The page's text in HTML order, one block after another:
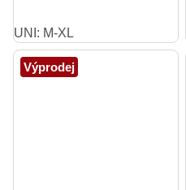
UNI: M-XL
Výprodej